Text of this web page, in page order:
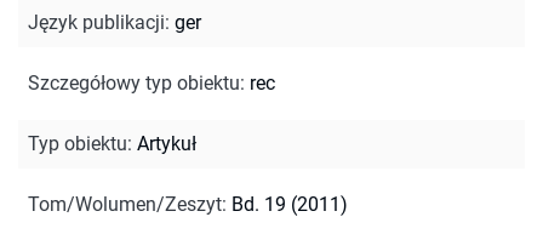
Język publikacji: ger
Szczegółowy typ obiektu: rec
Typ obiektu: Artykuł
Tom/Wolumen/Zeszyt: Bd. 19 (2011)